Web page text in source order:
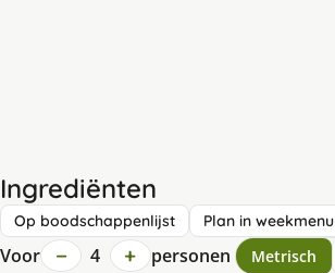
Ingrediënten
Op boodschappenlijst Plan in weekmenu
Voor − 4 + personen Metrisch